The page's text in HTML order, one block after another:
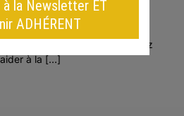
de bénévoles et nous ne
témoignages. Si vous disposez
à la […]